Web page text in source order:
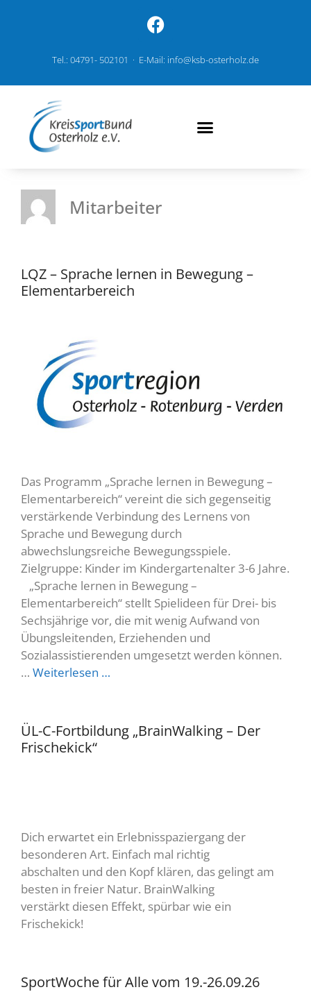
Tel.: 04791- 502101 · E-Mail: info@ksb-osterholz.de
Mitarbeiter
LQZ – Sprache lernen in Bewegung –
Elementarbereich
Das Programm „Sprache lernen in Bewegung –
Elementarbereich“ vereint die sich gegenseitig
verstärkende Verbindung des Lernens von
Sprache und Bewegung durch
abwechslungsreiche Bewegungsspiele.
Zielgruppe: Kinder im Kindergartenalter 3-6 Jahre.
„Sprache lernen in Bewegung –
Elementarbereich“ stellt Spielideen für Drei- bis
Sechsjährige vor, die mit wenig Aufwand von
Übungsleitenden, Erziehenden und
Sozialassistierenden umgesetzt werden können.
… Weiterlesen …
ÜL-C-Fortbildung „BrainWalking – Der
Frischekick“
Dich erwartet ein Erlebnisspaziergang der
besonderen Art. Einfach mal richtig
abschalten und den Kopf klären, das gelingt am
besten in freier Natur. BrainWalking
verstärkt diesen Effekt, spürbar wie ein
Frischekick!
SportWoche für Alle vom 19.-26.09.26